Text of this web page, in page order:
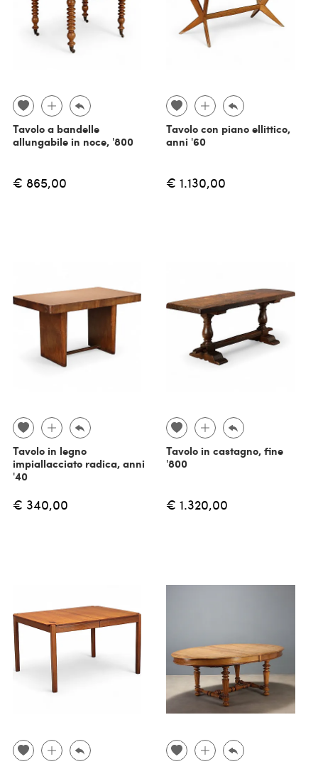
Tavolo a bandelle
allungabile in noce, '800
€ 865,00
Tavolo con piano ellittico,
anni '60
€ 1.130,00
Tavolo in legno
impiallacciato radica, anni
'40
€ 340,00
Tavolo in castagno, fine
'800
€ 1.320,00